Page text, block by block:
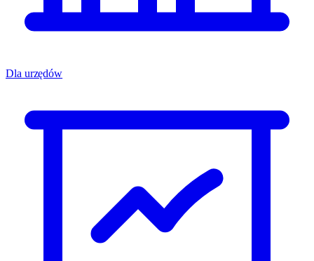
Dla urzędów